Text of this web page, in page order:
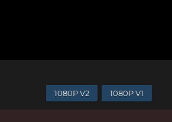
1080P V2 1080P V1